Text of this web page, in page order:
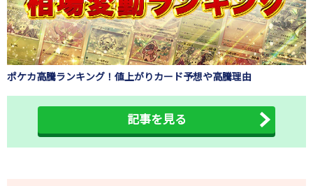
ポケカ高騰ランキング！値上がりカード予想や高騰理由
記事を見る